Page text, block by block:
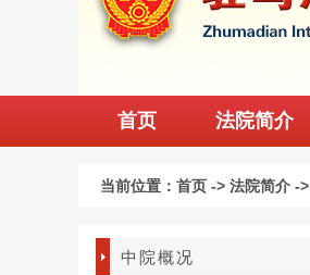
首页 法院简介
当前位置： 首页 -> 法院简介 ->
中院概况